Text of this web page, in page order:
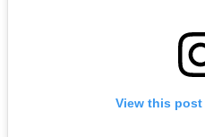
View this